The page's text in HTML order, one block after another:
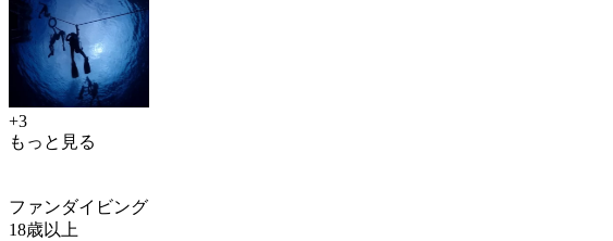
+3
もっと見る
ファンダイビング
18歳以上